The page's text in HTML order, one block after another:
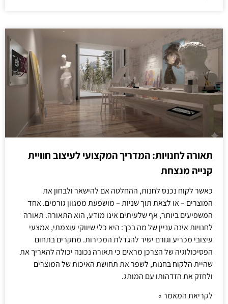
תאורה לחנויות: המדריך המקצועי לעיצוב חוויית
קנייה מנצחת
כאשר לקוח נכנס לחנות, ההחלטה אם להישאר ולבחון את
המוצרים – או לצאת תוך שניות – מושפעת ממגוון גורמים. אחד
המשפיעים ביותר, אף שלעיתים אינו מודע, הוא התאורה. תאורה
לחנויות אינה עניין של מה בכך: היא כלי שיווקי עוצמתי, אמצעי
עיצובי מכריע וגורם ישיר להגדלת המכירות. מחקרים בתחום
הפסיכולוגיה של הצרכן מראים כי תאורה נכונה יכולה להאריך את
שהיית הלקוח בחנות, לשפר את תחושת האיכות של המוצרים
ולחזק את הזדהותו עם המותג.
לקריאת המאמר »